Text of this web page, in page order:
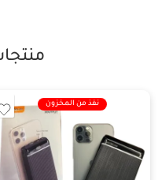
نفذ من المخزون